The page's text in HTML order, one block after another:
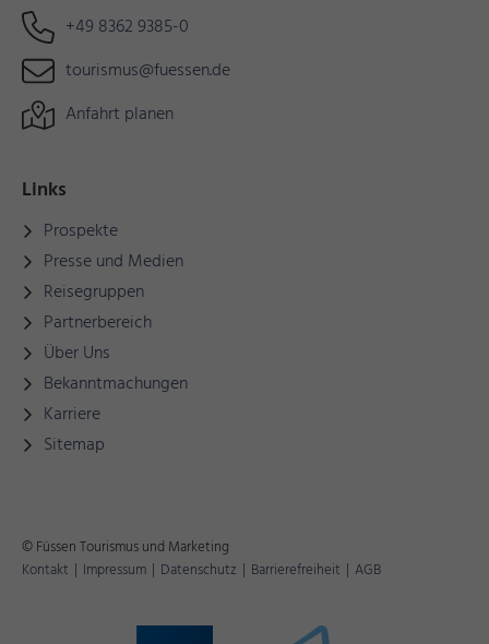
+49 8362 9385-0
tourismus@fuessen.de
Anfahrt planen
Links
Prospekte
Presse und Medien
Reisegruppen
Partnerbereich
Über Uns
Bekanntmachungen
Karriere
Sitemap
© Füssen Tourismus und Marketing
Kontakt | Impressum | Datenschutz | Barrierefreiheit | AGB